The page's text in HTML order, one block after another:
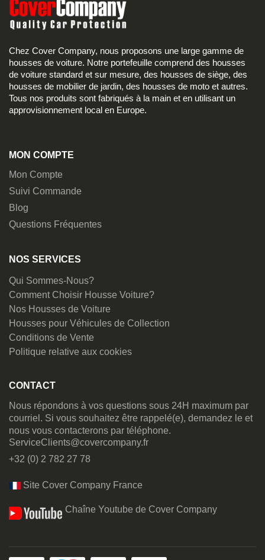
Chez Cover Company, nous proposons une large gamme de
housses de voiture. Notre portefeuille comprend des housses
de voiture standard et sur mesure, des housses de siège, des
housses de mobilier de jardin, des housses de moto et autres.
Tous nos produits sont fabriqués à la main et en utilisant un
approvisionnement local en Europe.
MON COMPTE
Mon Compte
Suivi Commande
Blog
Questions Fréquentes
NOS SERVICES
Qui Sommes-Nous?
Comment Choisir Housse Voiture?
Nos Housses de Voiture
Housses pour Véhicules de Collection
Conditions de Vente
Politique relative aux cookies
CONTACT
Nous répondons à vos questions sous 24H maximum par
courriel. Si vous souhaitez être rappelé(e), demandez le et
nous vous contacterons par téléphone.
ServiceClients@covercompany.fr
+32 (0) 2 782 27 78
Site Cover Company France
Chaîne Youtube de Cover Company